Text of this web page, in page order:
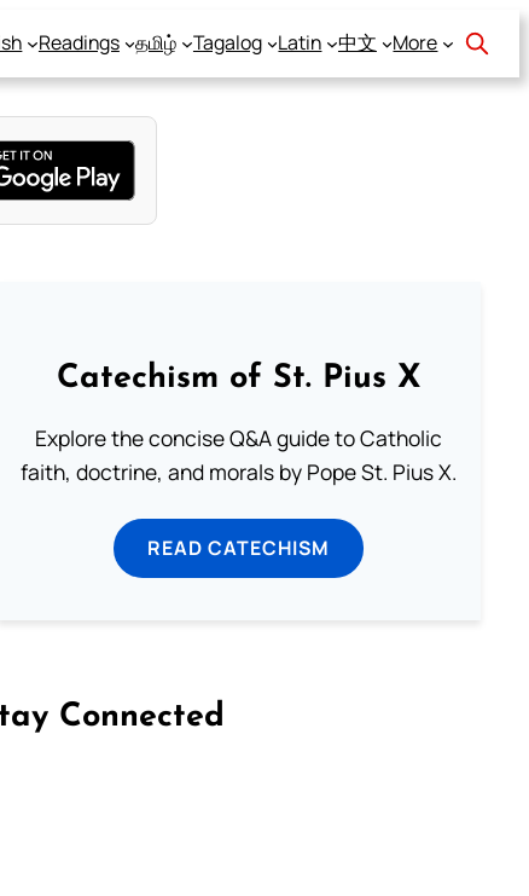
Readings தமிழ் Tagalog Latin 中文 More
Catechism of St. Pius X
Explore the concise Q&A guide to Catholic
faith, doctrine, and morals by Pope St. Pius X.
READ CATECHISM
Connected